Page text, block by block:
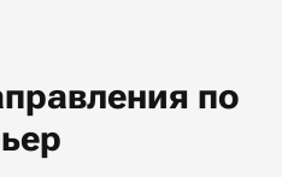
по